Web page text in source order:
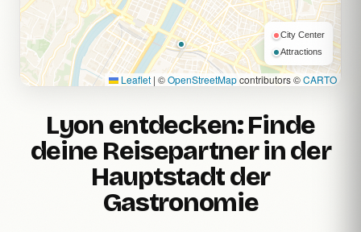
Lyon entdecken: Finde
deine Reisepartner in der
Hauptstadt der
Gastronomie
City Center
Attractions
Leaflet | ©OpenStreetMapcontributors ©CARTO